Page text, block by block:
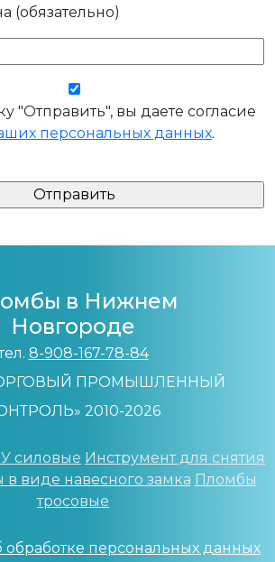
(обязательно)
"Отправить", вы даете согласие
персональных данных.
в Нижнем
Новгороде
8-908-167-78-84
ПРОМЫШЛЕННЫЙ
2010-2026
силовые Инструмент для снятия
в виде навесного замка Пломбы
тросовые
персональных данных